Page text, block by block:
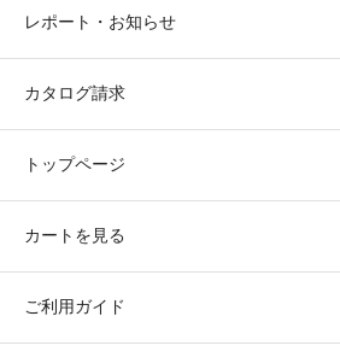
レポート・お知らせ
カタログ請求
トップページ
カートを見る
ご利用ガイド